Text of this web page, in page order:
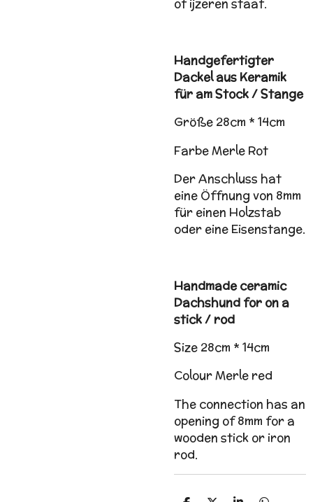
of ijzeren staaf.
Handgefertigter
Dackel aus Keramik
für am Stock / Stange
Größe 28cm * 14cm
Farbe Merle Rot
Der Anschluss hat
eine Öffnung von 8mm
für einen Holzstab
oder eine Eisenstange.
Handmade ceramic
Dachshund for on a
stick / rod
Size 28cm * 14cm
Colour Merle red
The connection has an
opening of 8mm for a
wooden stick or iron
rod.